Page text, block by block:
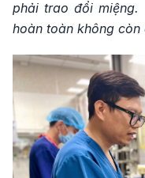
phải trao đổi
hoàn toàn không còn